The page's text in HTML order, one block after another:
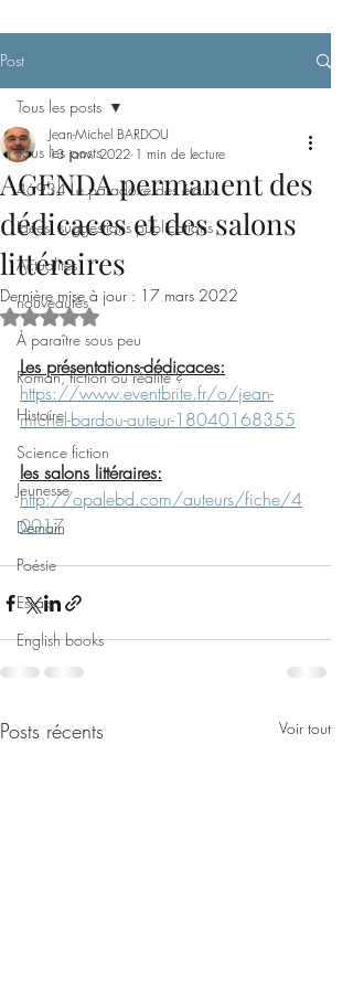
Post
Tous les posts
46934 Le paradoxe des étaux
Idées, suggestions publications
Actualités
nouveautés
À paraître sous peu
Roman, fiction ou réalité ?
Histoire
Science fiction
Jeunesse
Demain
Poésie
Essais
English books
Tous les posts
AGENDA permanent des
dédicaces et des salons
littéraires
Jean-Michel BARDOU
13 janv. 2022 1 min de lecture
Dernière mise à jour : 17 mars 2022
Noté NaN étoiles sur 5.
Les présentations-dédicaces:
https://www.eventbrite.fr/o/jean-
michel-bardou-auteur-18040168355
les salons littéraires:
http://opalebd.com/auteurs/fiche/4
0017
Posts récents Voir tout